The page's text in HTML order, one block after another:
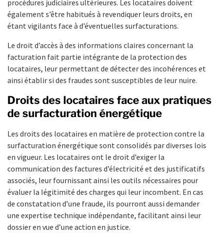
procédures judiciaires ultérieures. Les locataires doivent
également s’être habitués à revendiquer leurs droits, en
étant vigilants face à d’éventuelles surfacturations.
Le droit d’accès à des informations claires concernant la
facturation fait partie intégrante de la protection des
locataires, leur permettant de détecter des incohérences et
ainsi établir si des fraudes sont susceptibles de leur nuire.
Droits des locataires face aux pratiques
de surfacturation énergétique
Les droits des locataires en matière de protection contre la
surfacturation énergétique sont consolidés par diverses lois
en vigueur. Les locataires ont le droit d’exiger la
communication des factures d’électricité et des justificatifs
associés, leur fournissant ainsi les outils nécessaires pour
évaluer la légitimité des charges qui leur incombent. En cas
de constatation d’une fraude, ils pourront aussi demander
une expertise technique indépendante, facilitant ainsi leur
dossier en vue d’une action en justice.